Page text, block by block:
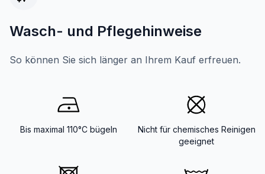
Wasch- und Pflegehinweise
So können Sie sich länger an Ihrem Kauf erfreuen.
Bis maximal 110°C bügeln
Nicht für chemisches Reinigen
geeignet